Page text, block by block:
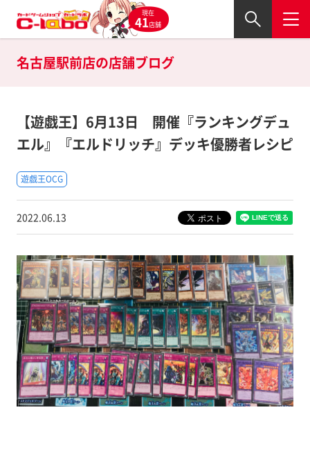
現在
41店舗
名古屋駅前店の店舗ブログ
【遊戯王】6月13日 開催『ランキングデュ
エル』『エルドリッチ』デッキ優勝者レシピ
遊戯王OCG
2022.06.13